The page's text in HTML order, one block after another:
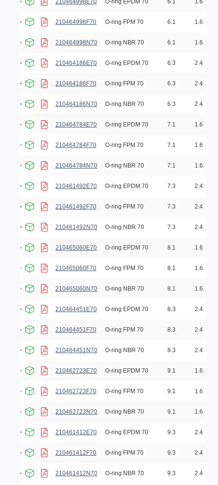
210464998F70 O-ring FPM 70 6.1 1.6
210464998N70 O-ring NBR 70 6.1 1.6
210464186E70 O-ring EPDM 70 6.3 2.4
210464186F70 O-ring FPM 70 6.3 2.4
210464186N70 O-ring NBR 70 6.3 2.4
210464784E70 O-ring EPDM 70 7.1 1.6
210464784F70 O-ring FPM 70 7.1 1.6
210464784N70 O-ring NBR 70 7.1 1.6
210461492E70 O-ring EPDM 70 7.3 2.4
210461492F70 O-ring FPM 70 7.3 2.4
210461492N70 O-ring NBR 70 7.3 2.4
210465060E70 O-ring EPDM 70 8.1 1.6
210465060F70 O-ring FPM 70 8.1 1.6
210465060N70 O-ring NBR 70 8.1 1.6
210464451E70 O-ring EPDM 70 8.3 2.4
210464451F70 O-ring FPM 70 8.3 2.4
210464451N70 O-ring NBR 70 8.3 2.4
210462723E70 O-ring EPDM 70 9.1 1.6
210462723F70 O-ring FPM 70 9.1 1.6
210462723N70 O-ring NBR 70 9.1 1.6
210461412E70 O-ring EPDM 70 9.3 2.4
210461412F70 O-ring FPM 70 9.3 2.4
210461412N70 O-ring NBR 70 9.3 2.4